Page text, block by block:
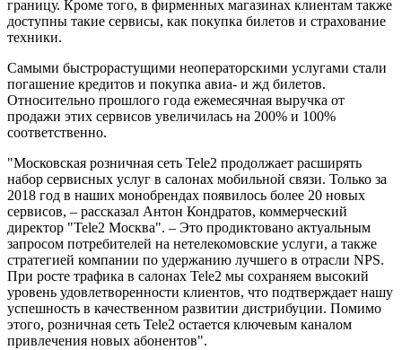
границу. Кроме того, в фирменных магазинах клиентам также
доступны такие сервисы, как покупка билетов и страхование
техники.
Самыми быстрорастущими неоператорскими услугами стали
погашение кредитов и покупка авиа- и жд билетов.
Относительно прошлого года ежемесячная выручка от
продажи этих сервисов увеличилась на 200% и 100%
соответственно.
"Московская розничная сеть Tele2 продолжает расширять
набор сервисных услуг в салонах мобильной связи. Только за
2018 год в наших монобрендах появилось более 20 новых
сервисов, – рассказал Антон Кондратов, коммерческий
директор "Tele2 Москва". – Это продиктовано актуальным
запросом потребителей на нетелекомовские услуги, а также
стратегией компании по удержанию лучшего в отрасли NPS.
При росте трафика в салонах Tele2 мы сохраняем высокий
уровень удовлетворенности клиентов, что подтверждает нашу
успешность в качественном развитии дистрибуции. Помимо
этого, розничная сеть Tele2 остается ключевым каналом
привлечения новых абонентов".